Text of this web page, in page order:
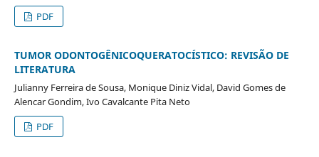
PDF
TUMOR ODONTOGÊNICOQUERATOCÍSTICO: REVISÃO DE
LITERATURA
Julianny Ferreira de Sousa, Monique Diniz Vidal, David Gomes de
Alencar Gondim, Ivo Cavalcante Pita Neto
PDF